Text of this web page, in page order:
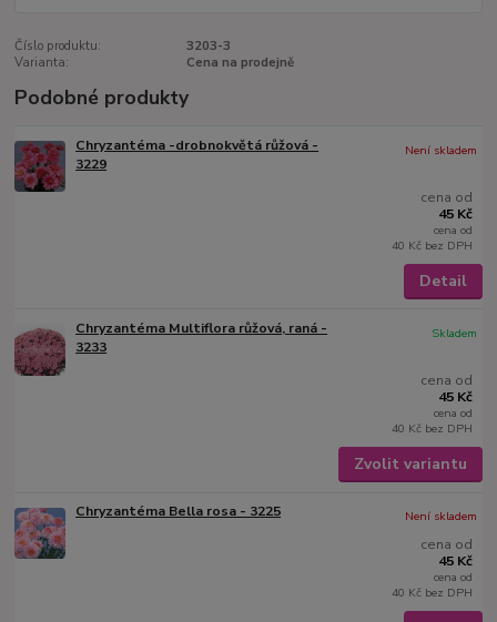
Číslo produktu:
3203-3
Varianta:
Cena na prodejně
Podobné produkty
Chryzantéma -drobnokvětá růžová -
3229
cena od
45 Kč
cena od
40 Kč bez DPH
Není skladem
Detail
Chryzantéma Multiflora růžová, raná -
3233
cena od
45 Kč
cena od
40 Kč bez DPH
Skladem
Zvolit variantu
Chryzantéma Bella rosa - 3225
cena od
45 Kč
cena od
40 Kč bez DPH
Není skladem